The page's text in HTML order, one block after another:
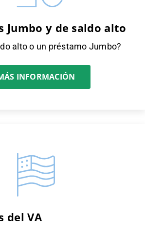
Jumbo y de saldo alto
alto o un préstamo Jumbo?
INFORMACIÓN
del VA